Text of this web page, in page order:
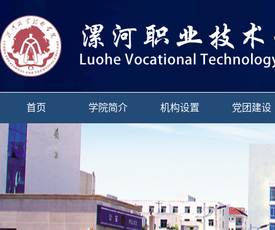
首页 学院简介 机构设置 党团建设